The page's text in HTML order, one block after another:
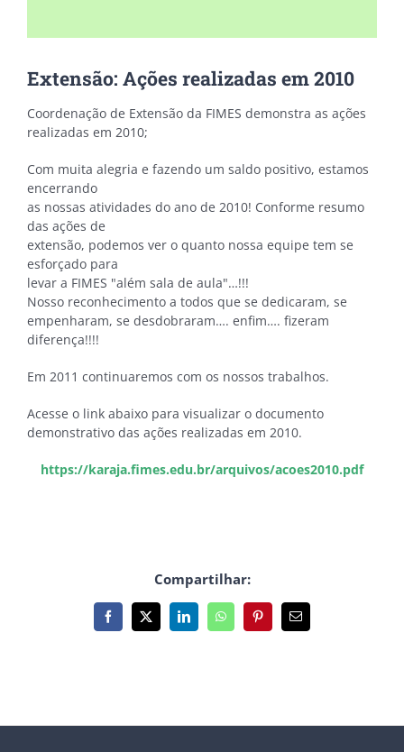
Extensão: Ações realizadas em 2010
Coordenação de Extensão da FIMES demonstra as ações
realizadas em 2010;
Com muita alegria e fazendo um saldo positivo, estamos
encerrando
as nossas atividades do ano de 2010! Conforme resumo
das ações de
extensão, podemos ver o quanto nossa equipe tem se
esforçado para
levar a FIMES "além sala de aula"…!!!
Nosso reconhecimento a todos que se dedicaram, se
empenharam, se desdobraram…. enfim…. fizeram
diferença!!!!
Em 2011 continuaremos com os nossos trabalhos.
Acesse o link abaixo para visualizar o documento
demonstrativo das ações realizadas em 2010.
https://karaja.fimes.edu.br/arquivos/acoes2010.pdf
Compartilhar:
Facebook
X LinkedInWhatsAppPinterest
E-
mail